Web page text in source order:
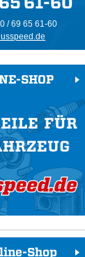
/ 69 65 61-60
SHOP
Shop